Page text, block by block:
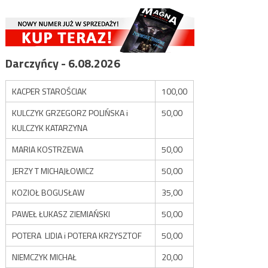
Darczyńcy - 6.08.2026
KACPER STAROŚCIAK
100,00
KULCZYK GRZEGORZ POLIŃSKA i
KULCZYK KATARZYNA
50,00
MARIA KOSTRZEWA
50,00
JERZY T MICHAJŁOWICZ
50,00
KOZIOŁ BOGUSŁAW
35,00
PAWEŁ ŁUKASZ ZIEMIAŃSKI
50,00
POTERA LIDIA i POTERA KRZYSZTOF
50,00
NIEMCZYK MICHAŁ
20,00